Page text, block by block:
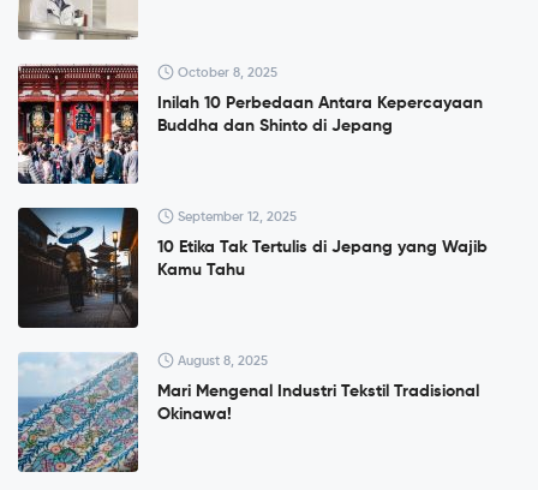
October 8, 2025
Inilah 10 Perbedaan Antara Kepercayaan
Buddha dan Shinto di Jepang
September 12, 2025
10 Etika Tak Tertulis di Jepang yang Wajib
Kamu Tahu
August 8, 2025
Mari Mengenal Industri Tekstil Tradisional
Okinawa!